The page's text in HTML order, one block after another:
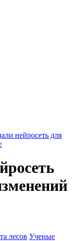
нейросеть для
лесов Ученые